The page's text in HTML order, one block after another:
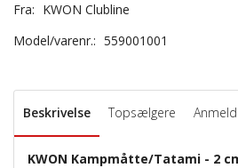
Fra: KWON Clubline
Model/varenr.: 559001001
Beskrivelse Topsælgere
KWON Kampmåtte/Tatami - 2